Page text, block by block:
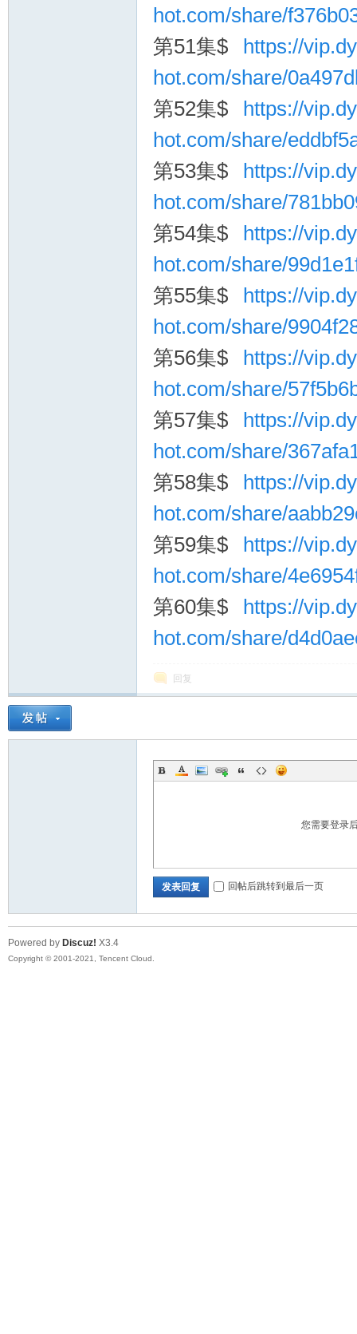
hot.com/share/
第51集$
https://
hot.com/share/
第52集$
https://
hot.com/share/
第53集$
https://
hot.com/share/
第54集$
https://
hot.com/share/
第55集$
https://
hot.com/share/
第56集$
https://
hot.com/share/
第57集$
https://
hot.com/share/
第58集$
https://
hot.com/share/
第59集$
https://
hot.com/share/
第60集$
https://
hot.com/share/
回复
您需要登录
发表回复 回帖后跳转到最后一页
Powered by Discuz! X3.4
Copyright © 2001-2021, Tencent Cloud.